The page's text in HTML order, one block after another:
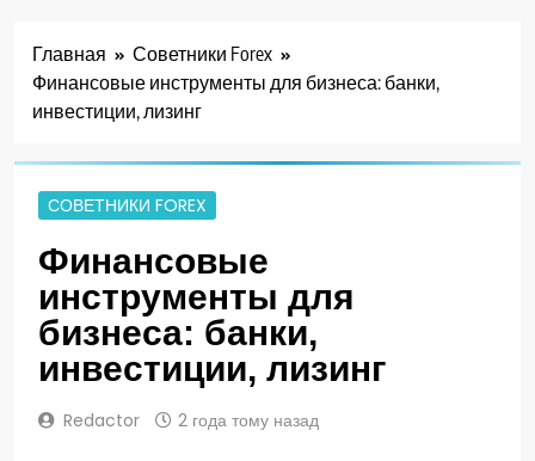
Главная
Советники Forex
Финансовые инструменты для бизнеса: банки,
инвестиции, лизинг
СОВЕТНИКИ FOREX
Финансовые
инструменты для
бизнеса: банки,
инвестиции, лизинг
Redactor 2 года тому назад